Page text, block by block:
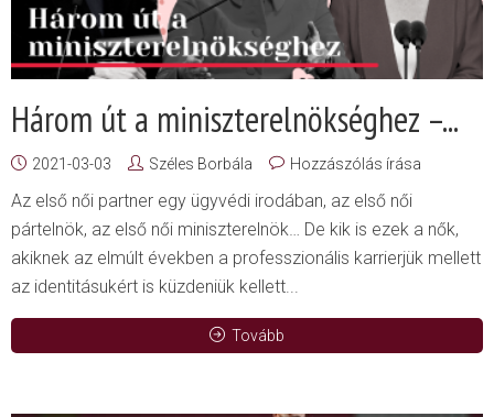
Három út a miniszterelnökséghez –...
2021-03-03 Széles Borbála Hozzászólás írása
Az első női partner egy ügyvédi irodában, az első női
pártelnök, az első női miniszterelnök… De kik is ezek a nők,
akiknek az elmúlt években a professzionális karrierjük mellett
az identitásukért is küzdeniük kellett...
Tovább